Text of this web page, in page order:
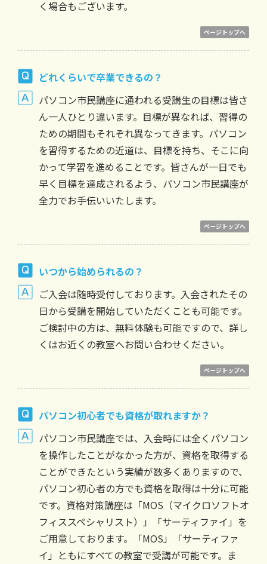
く場合もございます。
ページトップへ
どれくらいで卒業できるの？
パソコン市民講座に通われる受講生の目標は皆さ
ん一人ひとり違います。目標が異なれば、習得の
ための期間もそれぞれ異なってきます。パソコン
を習得するための近道は、目標を持ち、そこに向
かって学習を進めることです。皆さんが一日でも
早く目標を達成されるよう、パソコン市民講座が
全力でお手伝いいたします。
ページトップへ
いつから始められるの？
ご入会は随時受付しております。入会されたその
日から受講を開始していただくことも可能です。
ご検討中の方は、無料体験も可能ですので、詳し
くはお近くの教室へお問い合わせください。
ページトップへ
パソコン初心者でも資格が取れますか？
パソコン市民講座では、入会時には全くパソコン
を操作したことがなかった方が、資格を取得する
ことができたという実績が数多くありますので、
パソコン初心者の方でも資格を取得は十分に可能
です。資格対策講座は「MOS（マイクロソフトオ
フィススペシャリスト）」「サーティファイ」を
ご用意しております。「MOS」「サーティファ
イ」ともにすべての教室で受講が可能です。ま